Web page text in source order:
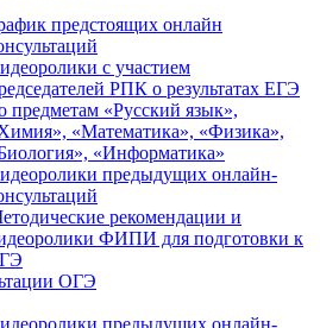
предстоящих онлайн
с участием
РПК о результатах ЕГЭ
предметам «Русский язык»,
«Математика», «Физика»,
«Информатика»
предыдущих онлайн-
рекомендации и
ФИПИ для подготовки к
ОГЭ
предыдущих онлайн-